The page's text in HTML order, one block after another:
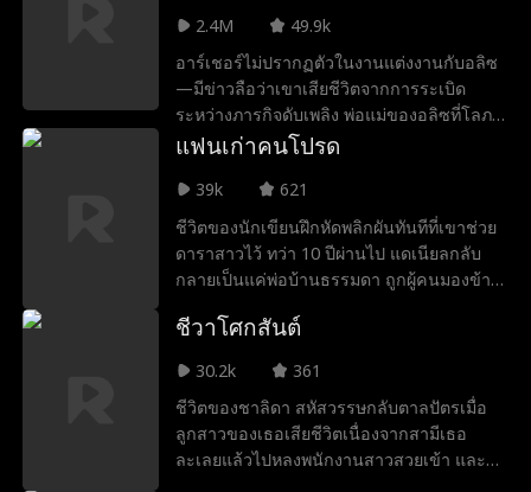
2.4M
49.9k
อาร์เชอร์ไม่ปรากฏตัวในงานแต่งงานกับอลิซ
—มีข่าวลือว่าเขาเสียชีวิตจากการระเบิด
ระหว่างภารกิจดับเพลิง พ่อแม่ของอลิซที่โลภ
พยายามให้เธอแต่งงานกับฟิลิปที่ไม่น่าไว้ใจ ใน
—แต่ตอนนี้เขาหมั้นกับคนอื่นแล้ว
แฟนเก่าคนโปรด
39k
621
ชีวิตของนักเขียนฝึกหัดพลิกผันทันทีที่เขาช่วย
ดาราสาวไว้ ทว่า 10 ปีผ่านไป แดเนียลกลับ
กลายเป็นแค่พ่อบ้านธรรมดา ถูกผู้คนมองข้าม
กลับมาจีบภรรยาเขาอีกครั้ง เขาจึงตระหนักได้
ไง ติดตามชมกันได้เลยค่ะ
ชีวาโศกสันต์
30.2k
361
ชีวิตของชาลิดา สหัสวรรษกลับตาลปัตรเมื่อ
ลูกสาวของเธอเสียชีวิตเนื่องจากสามีเธอ
ละเลยแล้วไปหลงพนักงานสาวสวยเข้า และ